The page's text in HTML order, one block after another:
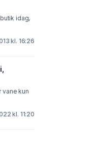
idag,
kl. 16:26
kun
kl. 11:20